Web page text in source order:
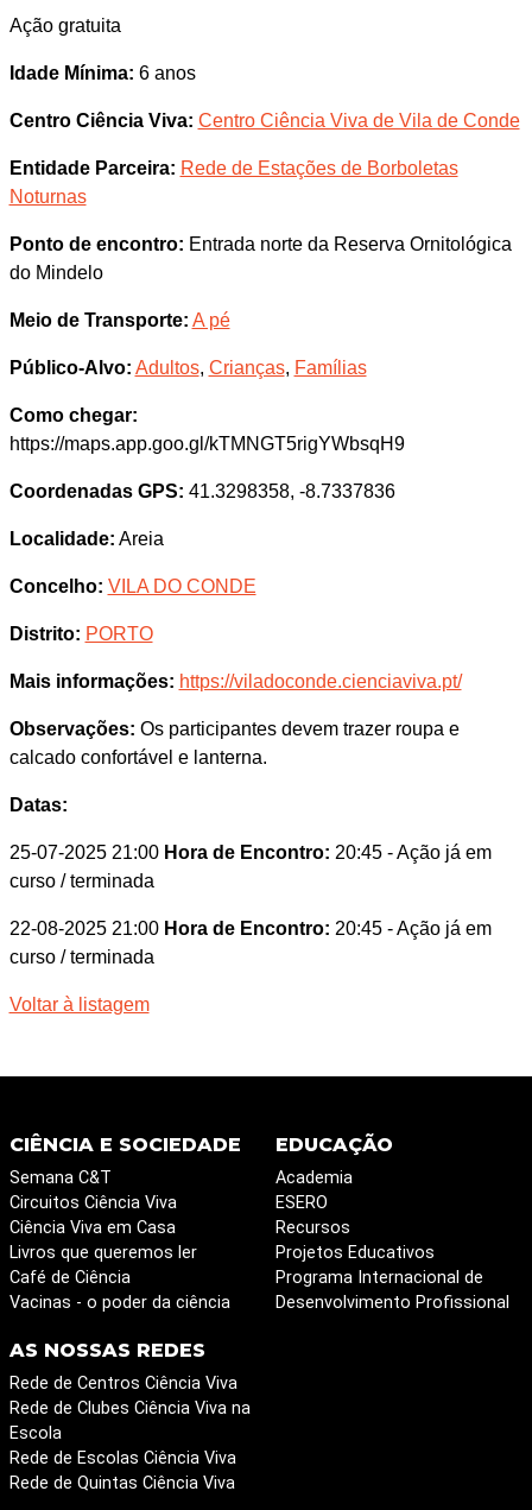
Ação gratuita
Idade Mínima: 6 anos
Centro Ciência Viva: Centro Ciência Viva de Vila de Conde
Entidade Parceira: Rede de Estações de Borboletas
Noturnas
Ponto de encontro: Entrada norte da Reserva Ornitológica
do Mindelo
Meio de Transporte: A pé
Público-Alvo: Adultos, Crianças, Famílias
Como chegar:
https://maps.app.goo.gl/kTMNGT5rigYWbsqH9
Coordenadas GPS: 41.3298358, -8.7337836
Localidade: Areia
Concelho: VILA DO CONDE
Distrito: PORTO
Mais informações: https://viladoconde.cienciaviva.pt/
Observações: Os participantes devem trazer roupa e
calcado confortável e lanterna.
Datas:
25-07-2025 21:00 Hora de Encontro: 20:45 - Ação já em
curso / terminada
22-08-2025 21:00 Hora de Encontro: 20:45 - Ação já em
curso / terminada
Voltar à listagem
CIÊNCIA E SOCIEDADE
Semana C&T
Circuitos Ciência Viva
Ciência Viva em Casa
Livros que queremos ler
Café de Ciência
Vacinas - o poder da ciência
EDUCAÇÃO
Academia
ESERO
Recursos
Projetos Educativos
Programa Internacional de
Desenvolvimento Profissional
AS NOSSAS REDES
Rede de Centros Ciência Viva
Rede de Clubes Ciência Viva na
Escola
Rede de Escolas Ciência Viva
Rede de Quintas Ciência Viva